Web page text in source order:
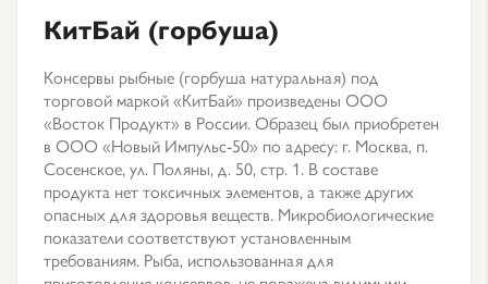
КитБай (горбуша)
Консервы рыбные (горбуша натуральная) под
торговой маркой «КитБай» произведены ООО
«Восток Продукт» в России. Образец был приобретен
в ООО «Новый Импульс-50» по адресу: г. Москва, п.
Сосенское, ул. Поляны, д. 50, стр. 1. В составе
продукта нет токсичных элементов, а также других
опасных для здоровья веществ. Микробиологические
показатели соответствуют установленным
требованиям. Рыба, использованная для